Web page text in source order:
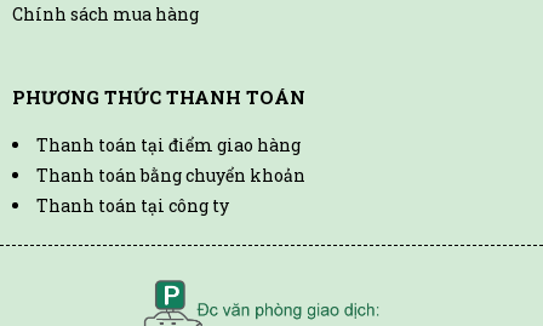
Chính sách mua hàng
PHƯƠNG THỨC THANH TOÁN
Thanh toán tại điểm giao hàng
Thanh toán bằng chuyển khoản
Thanh toán tại công ty